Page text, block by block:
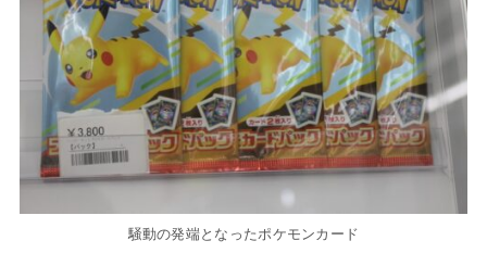
騒動の発端となったポケモンカード